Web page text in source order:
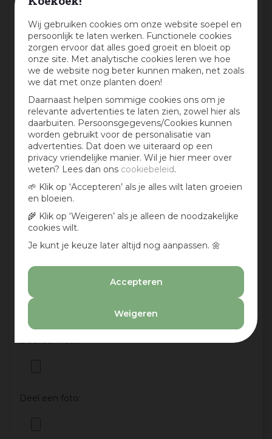
Wij gebruiken cookies om onze website soepel en
persoonlijk te laten werken. Functionele cookies
zorgen ervoor dat alles goed groeit en bloeit op
onze site. Met analytische cookies leren we hoe
we de website nog beter kunnen maken, net zoals
we dat met onze planten doen!
Daarnaast helpen sommige cookies ons om je
relevante advertenties te laten zien, zowel hier als
daarbuiten. Persoonsgegevens/Cookies kunnen
worden gebruikt voor de personalisatie van
advertenties. Dat doen we uiteraard op een
privacy vriendelijke manier. Wil je hier meer over
weten? Lees dan ons cookiebeleid.
🌱 Klik op ‘Accepteren’ als je alles wilt laten groeien
en bloeien.
🌾 Klik op ‘Weigeren’ als je alleen de noodzakelijke
cookies wilt.
Je kunt je keuze later altijd nog aanpassen. 🌼
Accepteren
Weigeren
Mijn ervaring in één zin:
Jouw mening over dit product:
Aan te bevelen?
Ja
Deel een foto:
Deel een foto: